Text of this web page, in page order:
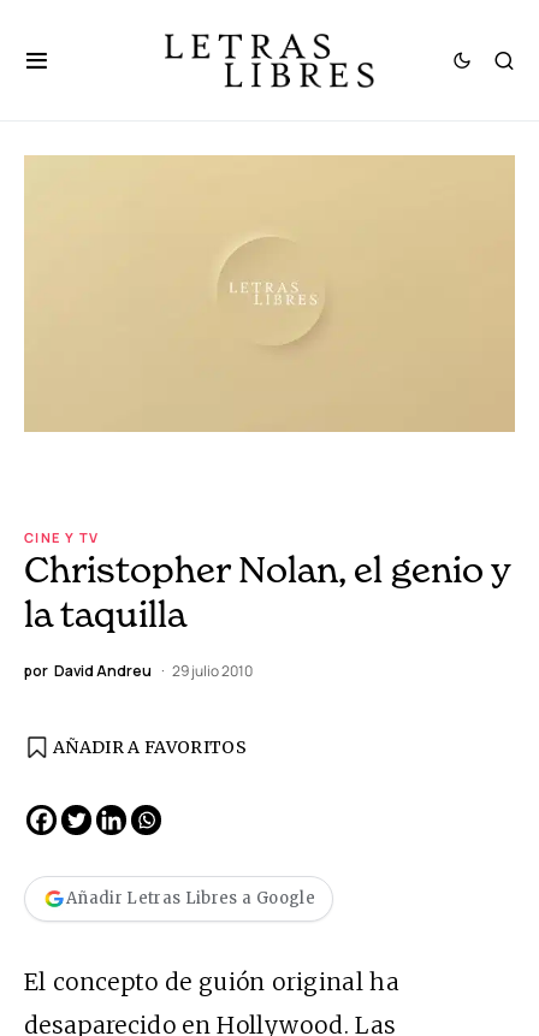
CINE Y TV
Christopher Nolan, el genio y
la taquilla
por David Andreu 29 julio 2010
AÑADIR A FAVORITOS
Añadir Letras Libres a Google
El concepto de guión original ha
desaparecido en Hollywood. Las